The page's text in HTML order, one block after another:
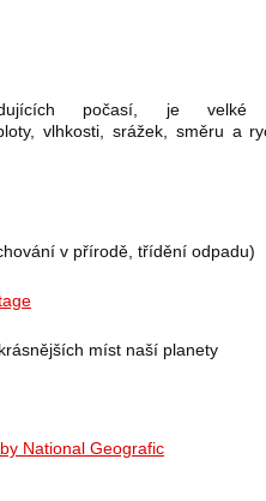
počasí, je velké
vlhkosti, srážek, směru a
v přírodě, třídění odpadu)
míst naší planety
National Geografic